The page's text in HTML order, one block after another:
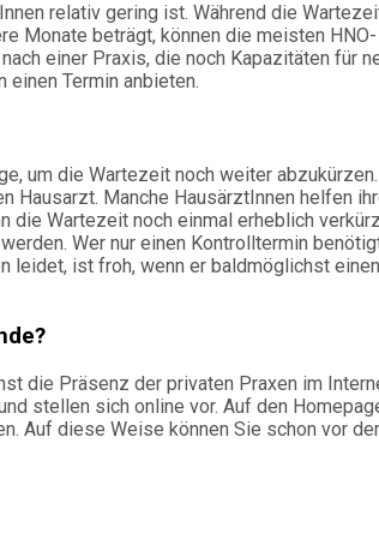
relativ gering ist. Während die
Monate beträgt, können die meisten HNO-
einer Praxis, die noch Kapazitäten für
einen Termin anbieten.
um die Wartezeit noch weiter abzukürzen.
Hausarzt. Manche HausärztInnen helfen
die Wartezeit noch einmal erheblich
Wer nur einen Kontrolltermin
leidet, ist froh, wenn er baldmöglichst einen
die Präsenz der privaten Praxen im
stellen sich online vor. Auf den
Auf diese Weise können Sie schon vor